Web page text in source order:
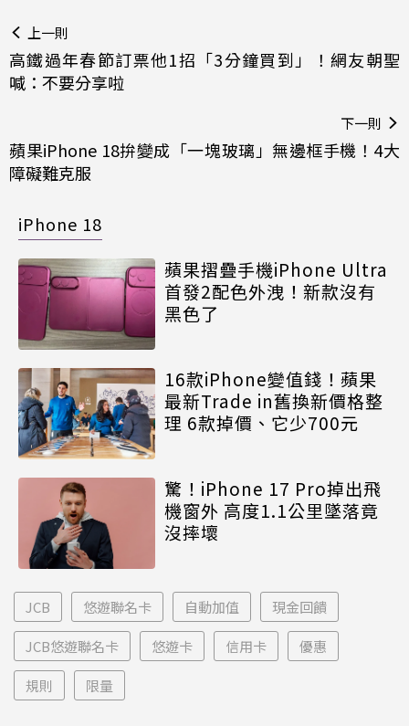
上一則
高鐵過年春節訂票他1招「3分鐘買到」！網友朝聖
喊：不要分享啦
下一則
蘋果iPhone 18拚變成「一塊玻璃」無邊框手機！4大
障礙難克服
iPhone 18
蘋果摺疊手機iPhone Ultra
首發2配色外洩！新款沒有
黑色了
16款iPhone變值錢！蘋果
最新Trade in舊換新價格整
理 6款掉價、它少700元
驚！iPhone 17 Pro掉出飛
機窗外 高度1.1公里墜落竟
沒摔壞
JCB 悠遊聯名卡 自動加值 現金回饋
JCB悠遊聯名卡 悠遊卡 信用卡 優惠
規則 限量